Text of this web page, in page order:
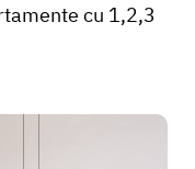
cu 1,2,3